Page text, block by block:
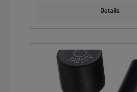
Details